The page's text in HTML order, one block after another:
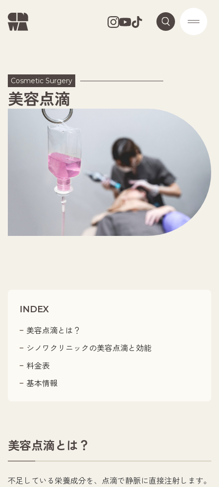
美容点滴
Cosmetic Surgery
INDEX
美容点滴とは？
シノワクリニックの美容点滴と効能
料金表
基本情報
美容点滴とは？
不足している栄養成分を、点滴で静脈に直接注射します。